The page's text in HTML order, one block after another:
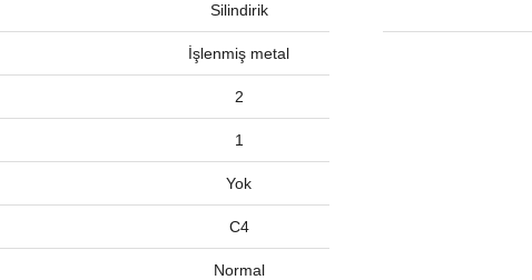
Silindirik
İşlenmiş metal
2
1
Yok
C4
Normal